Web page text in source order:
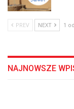
PREV NEXT 1
NAJNOWSZE